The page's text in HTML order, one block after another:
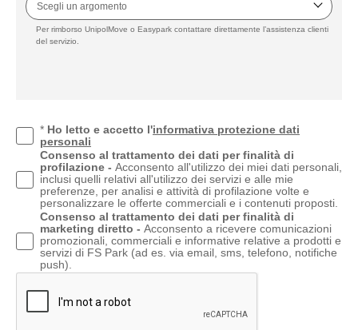
Scegli un argomento
Per rimborso UnipolMove o Easypark contattare direttamente l’assistenza clienti
del servizio.
* Ho letto e accetto l'informativa protezione dati
personali
Consenso al trattamento dei dati per finalità di
profilazione - Acconsento all'utilizzo dei miei dati personali,
inclusi quelli relativi all'utilizzo dei servizi e alle mie
preferenze, per analisi e attività di profilazione volte e
personalizzare le offerte commerciali e i contenuti proposti.
Consenso al trattamento dei dati per finalità di
marketing diretto - Acconsento a ricevere comunicazioni
promozionali, commerciali e informative relative a prodotti e
servizi di FS Park (ad es. via email, sms, telefono, notifiche
push).